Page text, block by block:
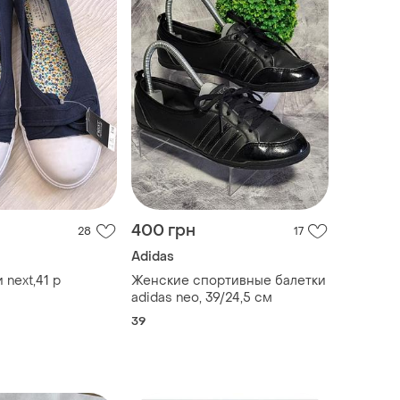
28
next,41 р
400 грн 17
Adidas
Женские спортивные балетки
adidas neo, 39/24,5 см
39